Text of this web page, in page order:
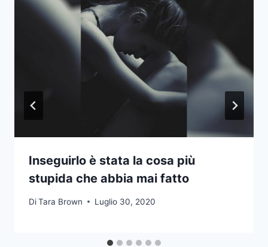
Inseguirlo è stata la cosa più
stupida che abbia mai fatto
DiTara Brown Luglio 30, 2020